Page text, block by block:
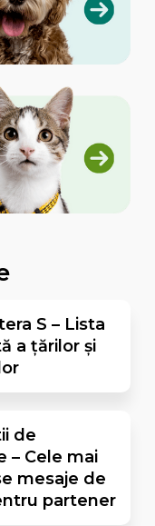
S – Lista
a țărilor și
de
– Cele mai
mesaje de
partener